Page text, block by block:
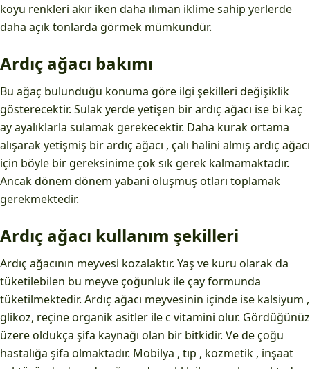
koyu renkleri akır iken daha ılıman iklime sahip yerlerde
daha açık tonlarda görmek mümkündür.
Ardıç ağacı bakımı
Bu ağaç bulunduğu konuma göre ilgi şekilleri değişiklik
gösterecektir. Sulak yerde yetişen bir ardıç ağacı ise bi kaç
ay ayalıklarla sulamak gerekecektir. Daha kurak ortama
alışarak yetişmiş bir ardıç ağacı , çalı halini almış ardıç ağacı
için böyle bir gereksinime çok sık gerek kalmamaktadır.
Ancak dönem dönem yabani oluşmuş otları toplamak
gerekmektedir.
Ardıç ağacı kullanım şekilleri
Ardıç ağacının meyvesi kozalaktır. Yaş ve kuru olarak da
tüketilebilen bu meyve çoğunluk ile çay formunda
tüketilmektedir. Ardıç ağacı meyvesinin içinde ise kalsiyum ,
glikoz, reçine organik asitler ile c vitamini olur. Gördüğünüz
üzere oldukça şifa kaynağı olan bir bitkidir. Ve de çoğu
hastalığa şifa olmaktadır. Mobilya , tıp , kozmetik , inşaat